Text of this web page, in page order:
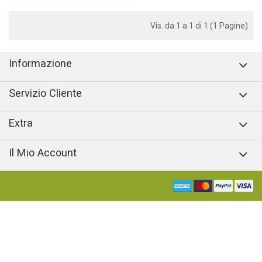
Vis. da 1 a 1 di 1 (1 Pagine)
Informazione
Servizio Cliente
Extra
Il Mio Account